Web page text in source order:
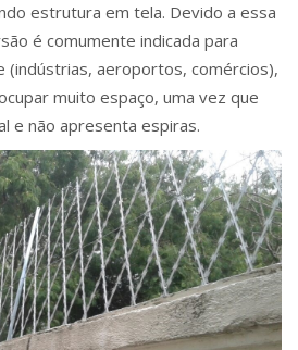
estrutura em tela. Devido a essa
é comumente indicada para
(indústrias, aeroportos, comércios),
muito espaço, uma vez que
e não apresenta espiras.